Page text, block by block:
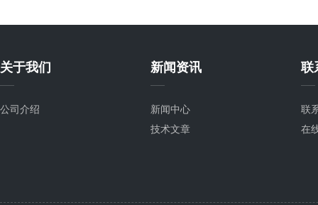
关于我们
公司介绍
新闻资讯
新闻中心
技术文章
联
联
在